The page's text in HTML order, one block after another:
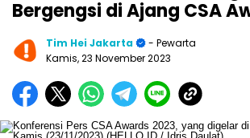
Bergengsi di Ajang CSA
Tim Hei Jakarta
- Pewarta
Kamis, 23 November 2023